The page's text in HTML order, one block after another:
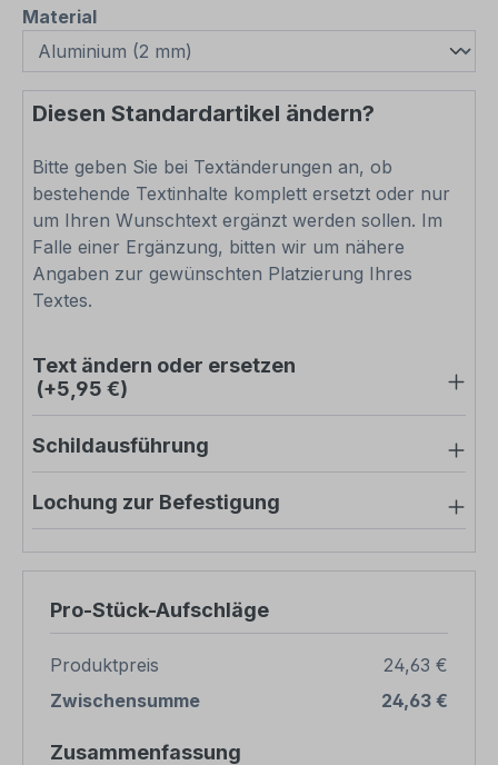
Materialauswählen
Diesen Standardartikel ändern?
Bitte geben Sie bei Textänderungen an, ob
bestehende Textinhalte komplett ersetzt oder nur
um Ihren Wunschtext ergänzt werden sollen. Im
Falle einer Ergänzung, bitten wir um nähere
Angaben zur gewünschten Platzierung Ihres
Textes.
Text ändern oder ersetzen
(+5,95 €)
Schildausführung
Lochung zur Befestigung
Pro-Stück-Aufschläge
Produktpreis
24,63 €
Zwischensumme
24,63 €
Zusammenfassung